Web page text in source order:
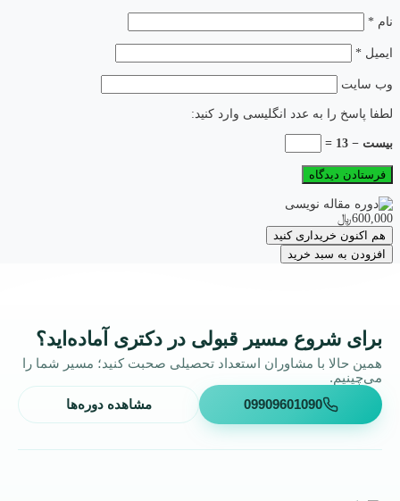
نام *
ایمیل *
وب‌ سایت
لطفا پاسخ را به عدد انگلیسی وارد کنید:
بیست − 13 =
600,000﷼
هم اکنون خریداری کنید
افزودن به سبد خرید
برای شروع مسیر قبولی در دکتری آماده‌اید؟
همین حالا با مشاوران استعداد تحصیلی صحبت کنید؛ مسیر شما را
می‌چینیم.
09909601090 مشاهده دوره‌ها